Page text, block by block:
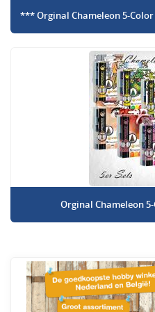
*** Orginal Chameleon 5-
Orginal Chameleon